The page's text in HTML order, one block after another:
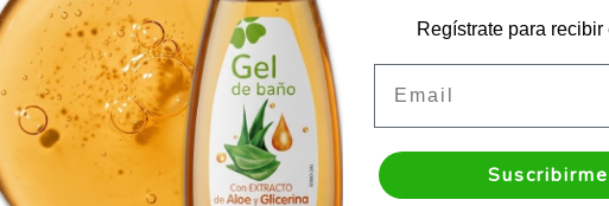
Regístrate para